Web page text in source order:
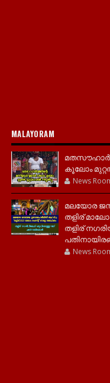
MALAYORAM
കൂലോം
News
മലയോര
തളിര്
തളിര്
News